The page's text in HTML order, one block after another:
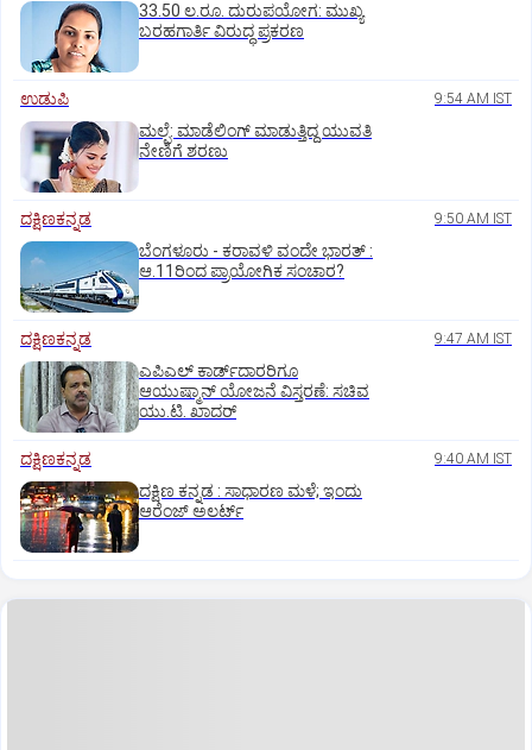
33.50 ಲ.ರೂ. ದುರುಪಯೋಗ: ಮುಖ್ಯ
ಬರಹಗಾರ್ತಿ ವಿರುದ್ಧ ಪ್ರಕರಣ
ಉಡುಪಿ 9:54 AM IST
ಮಲ್ಪೆ: ಮಾಡೆಲಿಂಗ್ ಮಾಡುತ್ತಿದ್ದ ಯುವತಿ
ನೇಣಿಗೆ ಶರಣು
ದಕ್ಷಿಣಕನ್ನಡ 9:50 AM IST
ಬೆಂಗಳೂರು - ಕರಾವಳಿ ವಂದೇ ಭಾರತ್‌ :
ಆ.11ರಿಂದ ಪ್ರಾಯೋಗಿಕ ಸಂಚಾರ?
ದಕ್ಷಿಣಕನ್ನಡ 9:47 AM IST
ಎಪಿಎಲ್‌ ಕಾರ್ಡ್‌ದಾರರಿಗೂ
ಆಯುಷ್ಮಾನ್‌ ಯೋಜನೆ ವಿಸ್ತರಣೆ: ಸಚಿವ
ಯು.ಟಿ. ಖಾದರ್
ದಕ್ಷಿಣಕನ್ನಡ 9:40 AM IST
ದಕ್ಷಿಣ ಕನ್ನಡ : ಸಾಧಾರಣ ಮಳೆ; ಇಂದು
ಆರೆಂಜ್‌ ಅಲರ್ಟ್